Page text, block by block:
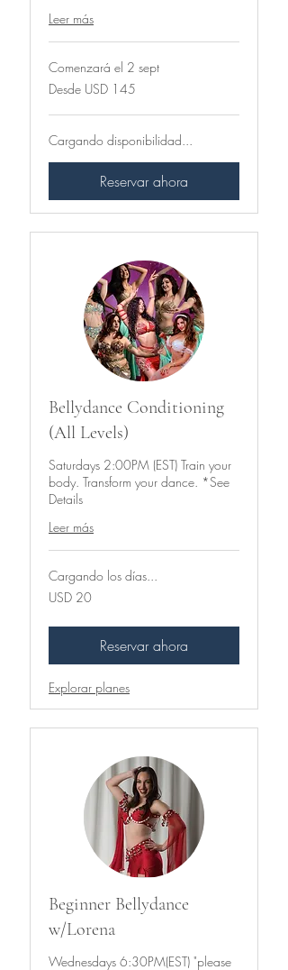
Leer más
Comenzará el 2 sept
Desde
145
estadounidenses
Desde USD 145
Cargando disponibilidad...
Reservar ahora
Bellydance Conditioning
(All Levels)
Saturdays 2:00PM (EST) Train your
body. Transform your dance. *See
Details
Leer más
Cargando los días...
20
dólares
USD 20
Reservar ahora
Explorar planes
Beginner Bellydance
w/Lorena
Wednesdays 6:30PM(EST) "please